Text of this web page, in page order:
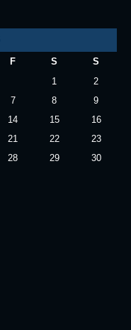
F S
S
1
2
7 8
9
14 15
16
21 22
23
28 29
30